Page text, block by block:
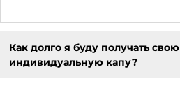
Как долго я буду получать свою
индивидуальную капу?